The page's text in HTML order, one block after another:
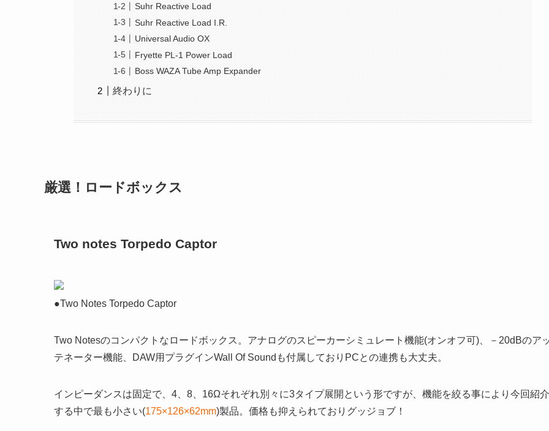
Suhr Reactive Load
Suhr Reactive Load I.R.
Universal Audio OX
Fryette PL-1 Power Load
Boss WAZA Tube Amp Expander
終わりに
厳選！ロードボックス
Two notes Torpedo Captor
●Two Notes Torpedo Captor
Two Notesのコンパクトなロードボックス。アナログのスピーカーシミュレート機能(オンオフ可)、－20dBのア
テネーター機能、DAW用プラグインWall Of Soundも付属しておりPCとの連携も大丈夫。
インピーダンスは固定で、4、8、16Ωそれぞれ別々に3タイプ展開という形ですが、機能を絞る事により今回紹介
する中で最も小さい(175×126×62mm)製品。価格も抑えられておりグッジョブ！